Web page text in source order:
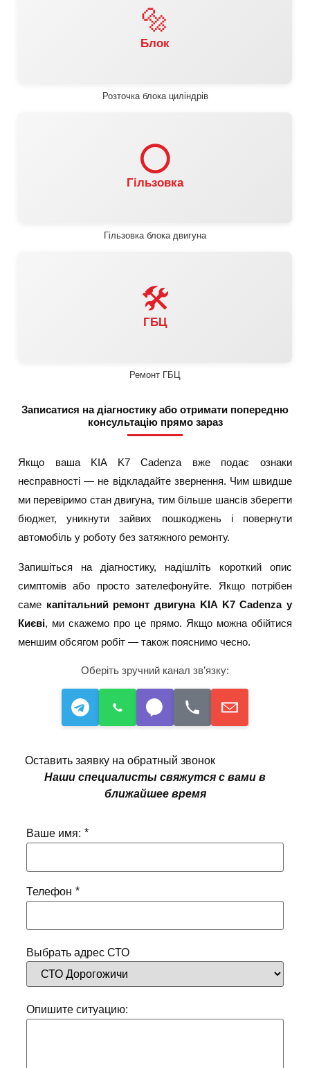
🔩
Блок
Розточка блока циліндрів
⭕
Гільзовка
Гільзовка блока двигуна
🛠️
ГБЦ
Ремонт ГБЦ
Записатися на діагностику або отримати попередню
консультацію прямо зараз
Якщо ваша KIA K7 Cadenza вже подає ознаки
несправності — не відкладайте звернення. Чим швидше
ми перевіримо стан двигуна, тим більше шансів зберегти
бюджет, уникнути зайвих пошкоджень і повернути
автомобіль у роботу без затяжного ремонту.
Запишіться на діагностику, надішліть короткий опис
симптомів або просто зателефонуйте. Якщо потрібен
саме капітальний ремонт двигуна KIA K7 Cadenza у
Києві, ми скажемо про це прямо. Якщо можна обійтися
меншим обсягом робіт — також пояснимо чесно.
Оберіть зручний канал зв’язку:
Оставить заявку на обратный звонок
Наши специалисты свяжутся с вами в
ближайшее время
Ваше имя: *
Телефон *
Выбрать адрес СТО
Опишите ситуацию: